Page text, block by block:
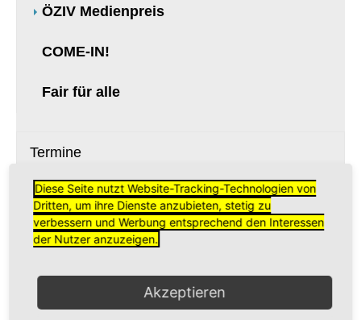
ÖZIV Medienpreis(current)
COME-IN!
Fair für alle
Termine
Der ÖZIV
Medienpreis
Diese Seite nutzt Website-Tracking-Technologien von
Dritten, um ihre Dienste anzubieten, stetig zu
verbessern und Werbung entsprechend den Interessen
der Nutzer anzuzeigen.
Akzeptieren